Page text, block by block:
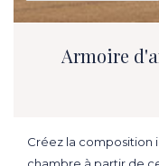
Armoire
Créez la composition